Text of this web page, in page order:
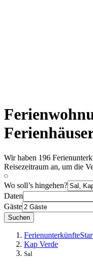
Wir haben 196
Reisezeitraum an, um die
Wo soll’s hingehen?
Daten
Gäste
Suchen
Ferienunterkünfte
Kap Verde
Sal